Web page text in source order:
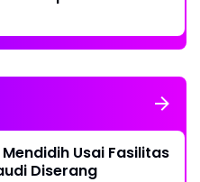
Usai Fasilitas
Diserang